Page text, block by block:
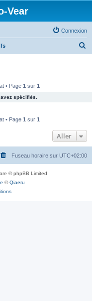
Vear
Connexion
e
r
• Page 1 sur 1
spécifiés.
• Page 1 sur 1
Aller
Fuseau horaire sur UTC+02:00
© phpBB Limited
©Qiaeru